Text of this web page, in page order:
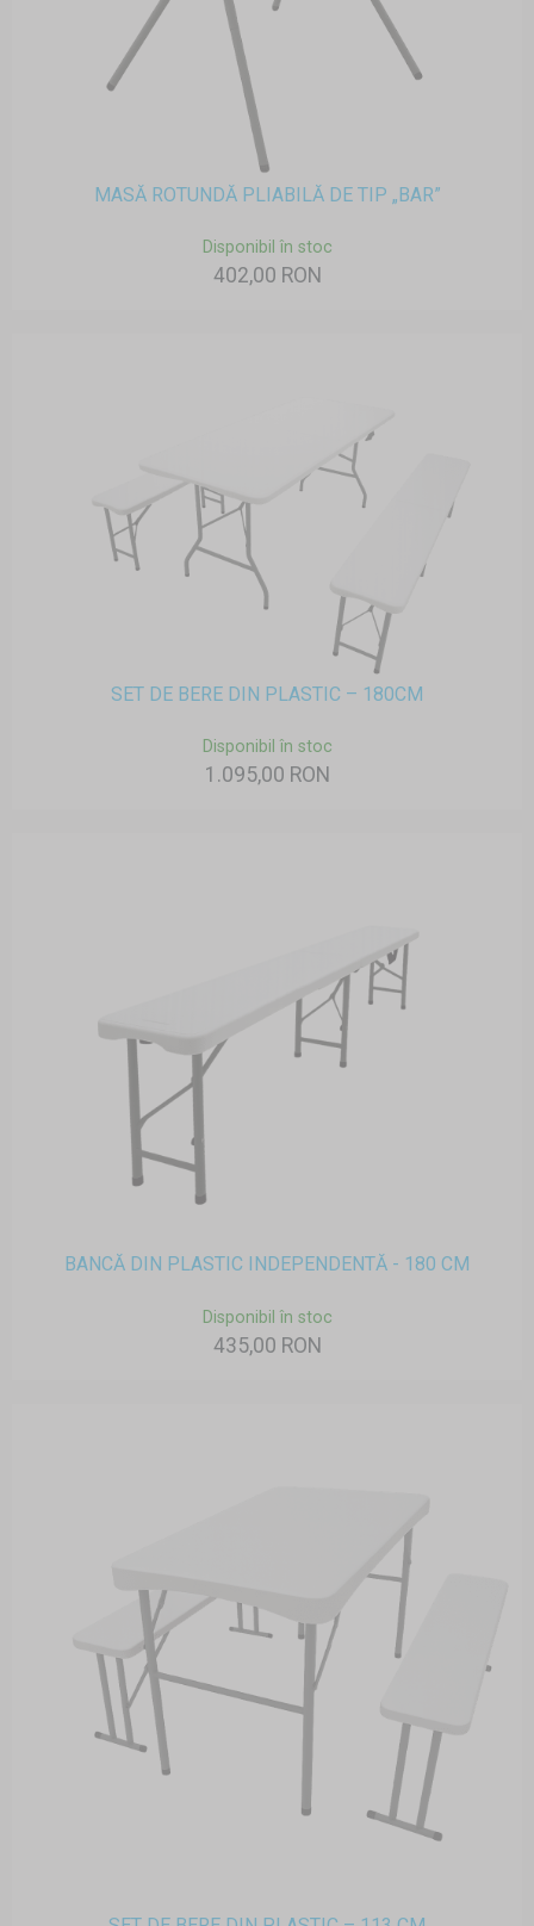
MASĂ ROTUNDĂ PLIABILĂ DE TIP „BAR”
Disponibil în stoc
402,00 RON
SET DE BERE DIN PLASTIC – 180CM
Disponibil în stoc
1.095,00 RON
BANCĂ DIN PLASTIC INDEPENDENTĂ - 180 CM
Disponibil în stoc
435,00 RON